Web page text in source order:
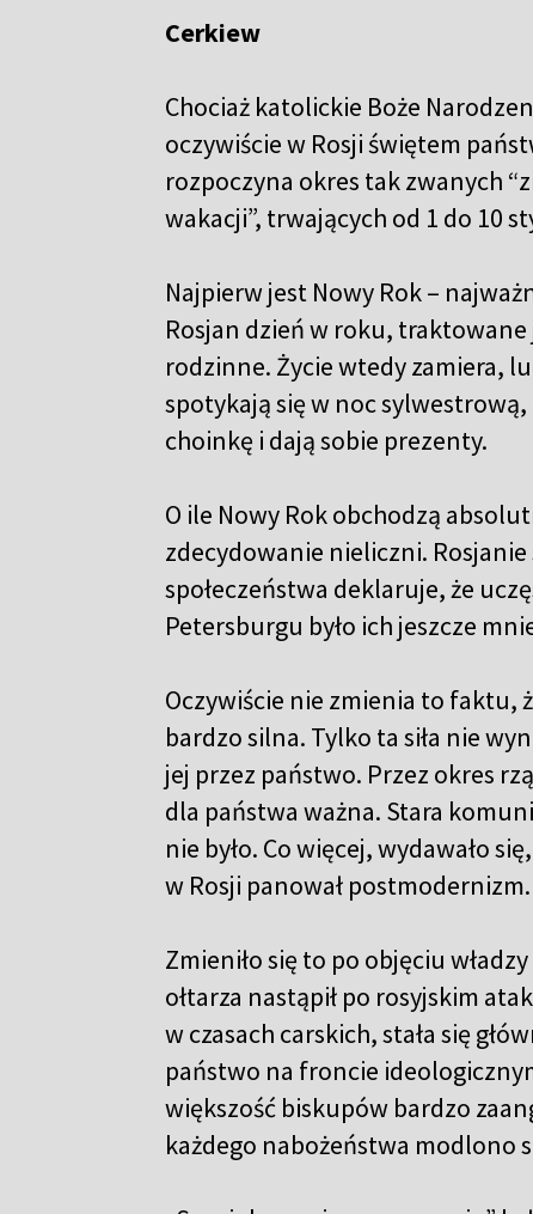
Cerkiew
Chociaż katolickie Boże
oczywiście w Rosji świętem
rozpoczyna okres tak zwanych
wakacji”, trwających od 1 do 10
Najpierw jest Nowy Rok –
Rosjan dzień w roku,
rodzinne. Życie wtedy zamiera,
spotykają się w noc
choinkę i dają sobie prezenty.
O ile Nowy Rok obchodzą
zdecydowanie nieliczni.
społeczeństwa deklaruje, że
Petersburgu było ich jeszcze
Oczywiście nie zmienia to faktu,
bardzo silna. Tylko ta siła nie
jej przez państwo. Przez okres
dla państwa ważna. Stara
nie było. Co więcej, wydawało
w Rosji panował postmodernizm.
Zmieniło się to po objęciu
ołtarza nastąpił po rosyjskim
w czasach carskich, stała się
państwo na froncie
większość biskupów bardzo
każdego nabożeństwa modlono